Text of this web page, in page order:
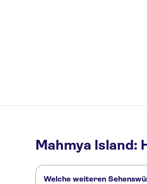
Mahmya Island:
Welche weiteren